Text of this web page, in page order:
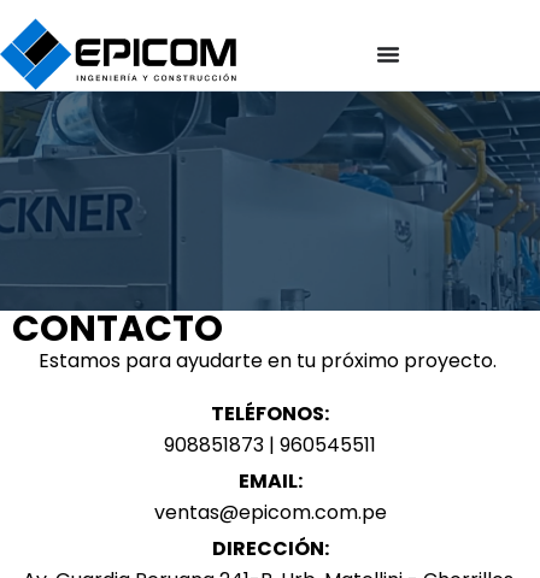
CONTACTO
Estamos para ayudarte en tu próximo proyecto.
TELÉFONOS:
908851873 | 960545511
EMAIL:
ventas@epicom.com.pe
DIRECCIÓN: